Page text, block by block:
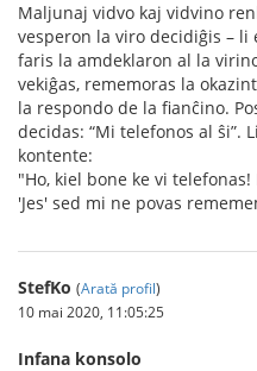
Maljunaj vidvo kaj vidvino
vesperon la viro decidiĝis –
faris la amdeklaron al la
vekiĝas, rememoras la
la respondo de la fianĉino.
decidas: “Mi telefonos al ŝi”.
kontente:
"Ho, kiel bone ke vi
'Jes' sed mi ne povas
StefKo (Arată profil)
10 mai 2020, 11:05:25
Infana konsolo